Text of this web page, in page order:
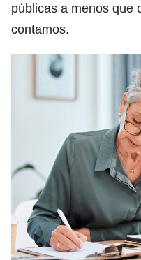
públicas a menos que
contamos.